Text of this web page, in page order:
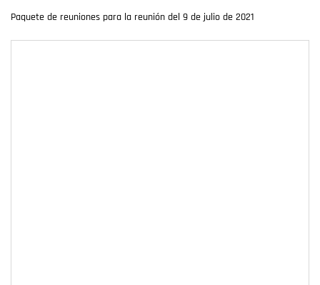
Paquete de reuniones para la reunión del 9 de julio de 2021